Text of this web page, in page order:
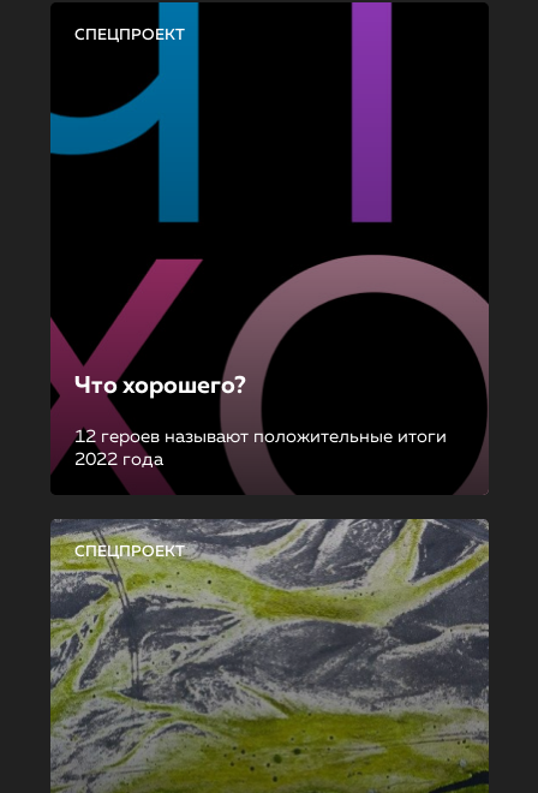
СПЕЦПРОЕКТ
Что хорошего?
12 героев называют положительные итоги
2022 года
СПЕЦПРОЕКТ